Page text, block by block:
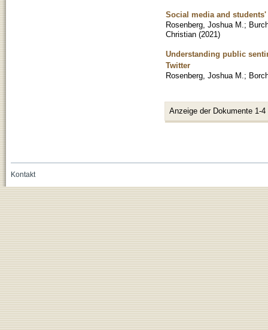
Social media and
Rosenberg, Joshua M. ;
Christian (2021)
Understanding public
Twitter
Rosenberg, Joshua M. ;
Anzeige der Dokumente 1-4
Kontakt